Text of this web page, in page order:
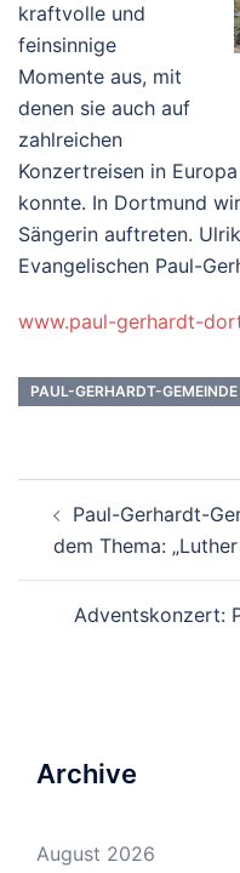
kraftvolle und
feinsinnige
Momente aus, mit
denen sie auch auf
zahlreichen
Konzertreisen in
konnte. In Dortmund
Sängerin auftreten.
Evangelischen Paul-
www.paul-gerhardt-
PAUL-GERHARDT-GEMEINDE
Navigation
Paul-Gerhardt-
dem Thema:
Adventskonzert:
Archive
August 2026